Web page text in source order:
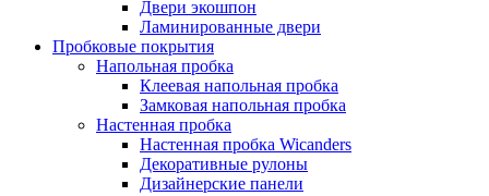
Двери экошпон
Ламинированные двери
Пробковые покрытия
Напольная пробка
Клеевая напольная пробка
Замковая напольная пробка
Настенная пробка
Настенная пробка Wicanders
Декоративные рулоны
Дизайнерские панели